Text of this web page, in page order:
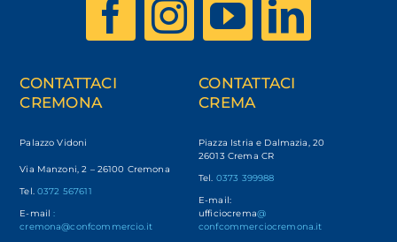
CONTATTACI
CREMONA
Palazzo Vidoni
Via Manzoni, 2 – 26100 Cremona
Tel. 0372 567611
E-mail:
cremona@confcommercio.it
CONTATTACI
CREMA
Piazza Istria e Dalmazia, 20
26013 Crema CR
Tel. 0373 399988
E-mail:
ufficiocrema@
confcommerciocremona.it